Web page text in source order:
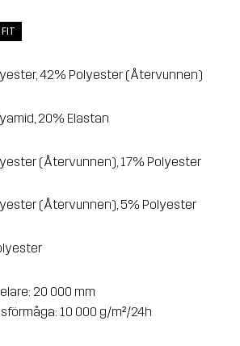
FIT
42% Polyester (Återvunnen)
20% Elastan
(Återvunnen), 17% Polyester
(Återvunnen), 5% Polyester
20 000 mm
10 000 g/m²/24h